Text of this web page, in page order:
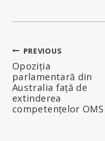
Navigare
în
articole
PREVIOUS
Opoziția
parlamentară din
Australia față de
extinderea
competențelor OMS